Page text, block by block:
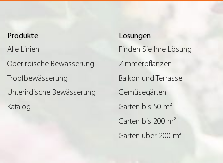
Produkte
Alle Linien
Oberirdische Bewässerung
Tropfbewässerung
Unterirdische Bewässerung
Katalog
Lösungen
Finden Sie Ihre Lösung
Zimmerpflanzen
Balkon und Terrasse
Gemüsegärten
Garten bis 50 m²
Garten bis 200 m²
Garten über 200 m²